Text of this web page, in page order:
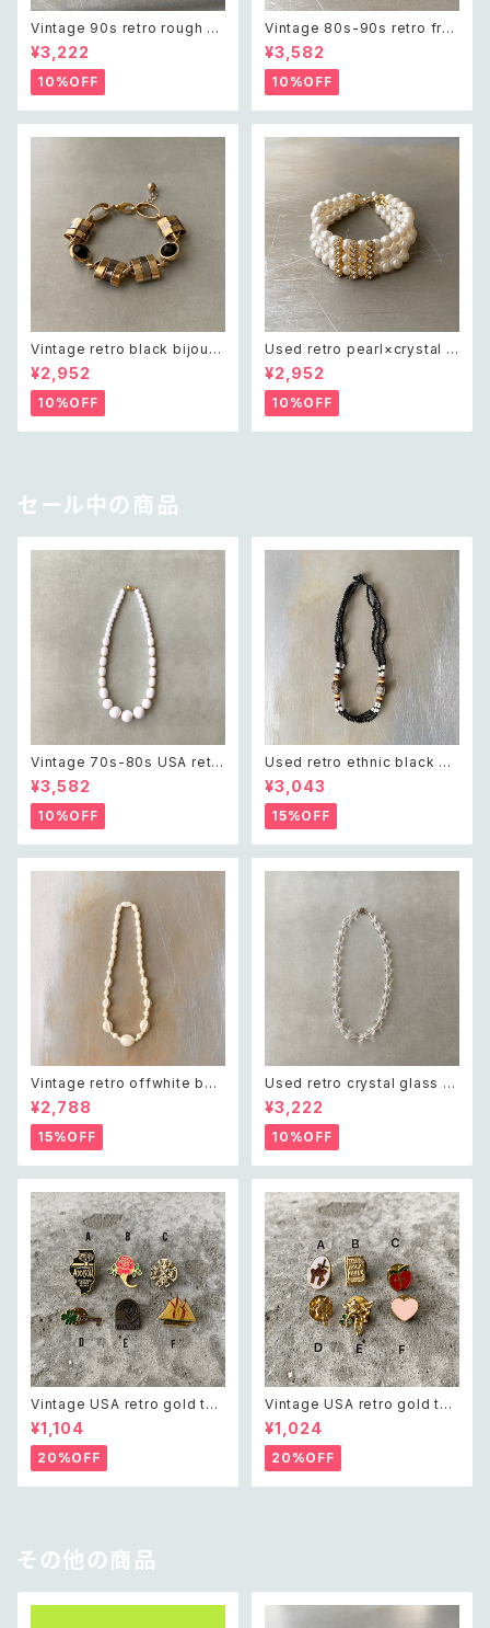
Vintage 90s retro rough cu
t green aventurine bracele
t レトロ ヴィンテージ アクセサ
リー 天然石 ラフカット グリーン
アベンチュリン ブレスレット
¥3,222
10%OFF
Vintage 80s-90s retro fre
sh water pearl bracelet レ
トロ ヴィンテージ アクセサリー
天然石 淡水パール 2連 ブレス
レット
¥3,582
10%OFF
Vintage retro black bijou b
icolor chain bracelet レトロ
ヴィンテージ アクセサリー ブラ
ック ビジュー バイカラー チェー
ン ブレスレット
¥2,952
10%OFF
Used retro pearl×crystal b
ijou wide bracelet レトロ ユ
ーズド アクセサリー クリスタル
ビジュー 3連 ワイド ブレスレッ
ト
¥2,952
10%OFF
セール中の商品
Vintage 70s-80s USA retr
o white beads classical ne
cklace レトロ アメリカ ヴィン
テージ アクセサリー ホワイト ビ
ーズ クラシカル ネックレス
¥3,582
10%OFF
Used retro ethnic black be
ads necklace レトロ ユーズ
ド アクセサリー エスニック ブラ
ック ビーズ ネックレス
¥3,043
15%OFF
Vintage retro offwhite bea
ds necklace レトロ ヴィンテ
ージ アクセサリー オフホワイト
ビーズ ネックレス
¥2,788
15%OFF
Used retro crystal glass b
eads necklace レトロ ユーズ
ド アクセサリー クリスタル ガラ
ス ビーズ ネックレス
¥3,222
10%OFF
Vintage USA retro gold ton
e pin brooch レトロ アメリカ
ヴィンテージ アクセサリー レト
ロ ゴールド ピン ブローチ
¥1,104
20%OFF
Vintage USA retro gold ton
e mini pin brooch レトロ ア
メリカ ヴィンテージ アクセサリ
ー レトロ ゴールド ミニ ピン ブ
ローチ
¥1,024
20%OFF
その他の商品